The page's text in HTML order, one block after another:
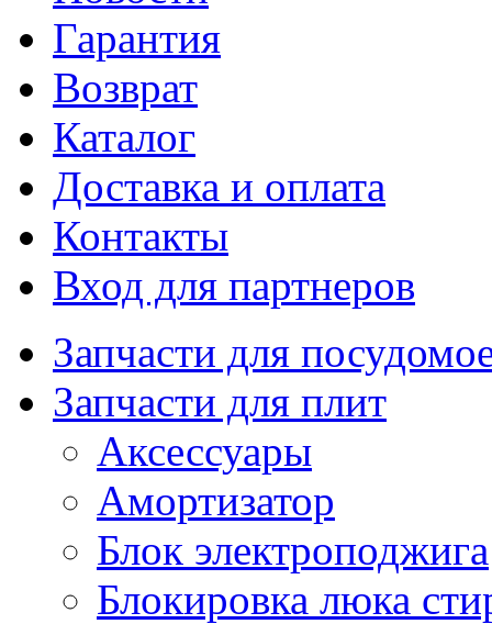
Гарантия
Возврат
Каталог
Доставка и оплата
Контакты
Вход для партнеров
Запчасти для
Запчасти для плит
Аксессуары
Амортизатор
Блок электроподжига
Блокировка люка